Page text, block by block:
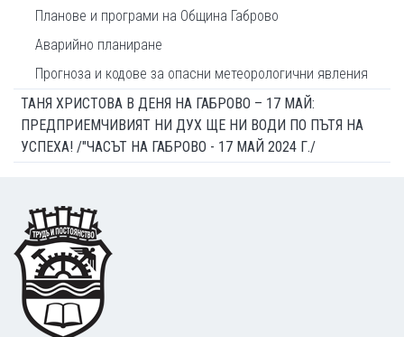
Планове и програми на Община Габрово
Аварийно планиране
Прогноза и кодове за опасни метеорологични явления
ТАНЯ ХРИСТОВА В ДЕНЯ НА ГАБРОВО – 17 МАЙ:
ПРЕДПРИЕМЧИВИЯТ НИ ДУХ ЩЕ НИ ВОДИ ПО ПЪТЯ НА
УСПЕХА! /"ЧАСЪТ НА ГАБРОВО - 17 МАЙ 2024 Г./
Footer